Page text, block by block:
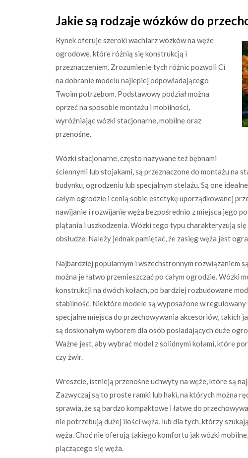
Jakie są rodzaje wózków do
Rynek oferuje szeroki wachlarz wózków na węże
ogrodowe, które różnią się konstrukcją i
przeznaczeniem. Zrozumienie tych różnic pozwoli Ci
na dobranie modelu najlepiej odpowiadającego
Twoim potrzebom. Podstawowy podział można
oprzeć na sposobie montażu i mobilności,
wyróżniając wózki stacjonarne, mobilne oraz
przenośne.
Wózki stacjonarne, często nazywane też bębnami
ściennymi lub stojakami, są przeznaczone do montażu na
budynku, ogrodzeniu lub specjalnym stelażu. Są one
całym ogrodzie i cenią sobie estetykę uporządkowanej
nawijanie i rozwijanie węża bezpośrednio z miejsca jego
plątania i uszkodzenia. Wózki tego typu charakteryzują
obsłudze. Należy jednak pamiętać, że zasięg węża jest
Najbardziej popularnym i wszechstronnym rozwiązaniem
można je łatwo przemieszczać po całym ogrodzie. Wózki
konstrukcji na dwóch kołach, po bardziej rozbudowane
stabilność. Niektóre modele są wyposażone w
specjalne miejsca do przechowywania akcesoriów, takich
są doskonałym wyborem dla osób posiadających duże
Ważne jest, aby wybrać model z solidnymi kołami, które
czy żwir.
Wreszcie, istnieją przenośne uchwyty na węże, które są
Zazwyczaj są to proste ramki lub haki, na których można
sprawia, że są bardzo kompaktowe i łatwe do
nie potrzebują dużej ilości węża, lub dla tych, którzy
węża. Choć nie oferują takiego komfortu jak wózki
plączącego się węża.